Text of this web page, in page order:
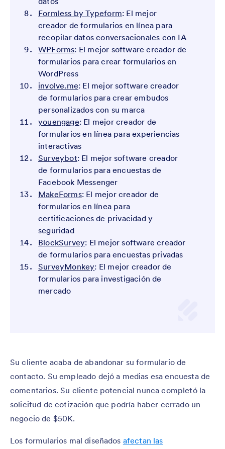
Formless by Typeform: El mejor
creador de formularios en línea para
recopilar datos conversacionales con IA
WPForms: El mejor software creador de
formularios para crear formularios en
WordPress
involve.me: El mejor software creador
de formularios para crear embudos
personalizados con su marca
youengage: El mejor creador de
formularios en línea para experiencias
interactivas
Surveybot: El mejor software creador
de formularios para encuestas de
Facebook Messenger
MakeForms: El mejor creador de
formularios en línea para
certificaciones de privacidad y
seguridad
BlockSurvey: El mejor software creador
de formularios para encuestas privadas
SurveyMonkey: El mejor creador de
formularios para investigación de
mercado
Su cliente acaba de abandonar su formulario de
contacto. Su empleado dejó a medias esa encuesta de
comentarios. Su cliente potencial nunca completó la
solicitud de cotización que podría haber cerrado un
negocio de $50K.
Los formularios mal diseñados afectan las